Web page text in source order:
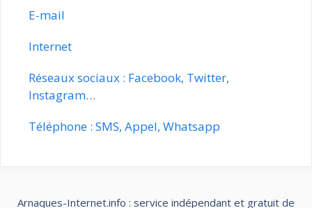
E-mail
Internet
Réseaux sociaux : Facebook, Twitter,
Instagram…
Téléphone : SMS, Appel, Whatsapp
Arnaques-Internet.info : service indépendant et gratuit de